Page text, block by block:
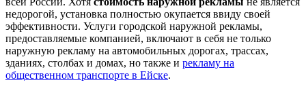
недорогой, установка полностью окупается ввиду своей
эффективности. Услуги городской наружной рекламы,
предоставляемые компанией, включают в себя не только
наружную рекламу на автомобильных дорогах, трассах,
зданиях, столбах и домах, но также и рекламу на
общественном транспорте в Ейске.